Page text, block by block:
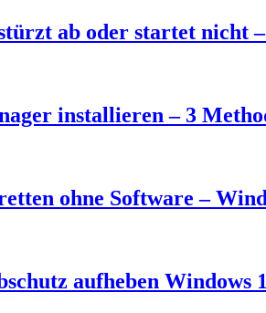
ab oder startet nicht
installieren – 3
ohne Software –
aufheben Windows